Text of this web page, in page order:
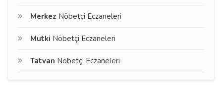
Merkez Nöbetçi Eczaneleri
Mutki Nöbetçi Eczaneleri
Tatvan Nöbetçi Eczaneleri